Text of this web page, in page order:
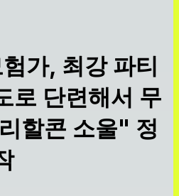
가, 최강 파티
로 단련해서 무
할콘 소울" 정